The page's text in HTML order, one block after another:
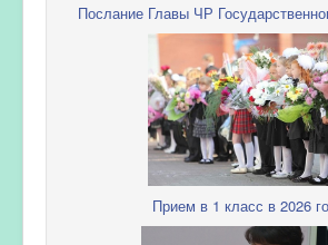
Послание Главы ЧР
Прием в 1 класс в 2026